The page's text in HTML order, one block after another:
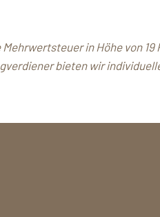
in Höhe von 19
bieten wir